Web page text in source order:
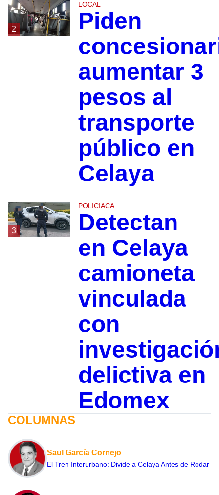
2
LOCAL
Piden
aumentar 3
pesos al
transporte
público en
Celaya
3
POLICIACA
Detectan
en Celaya
camioneta
vinculada
con
delictiva en
Edomex
COLUMNAS
Saul García Cornejo
El Tren Interurbano: Divide a Celaya Antes de Rodar